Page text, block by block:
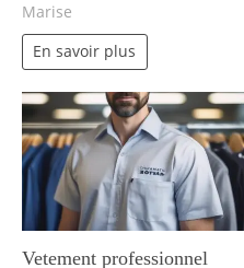
Marise
En savoir plus
Vetement professionnel